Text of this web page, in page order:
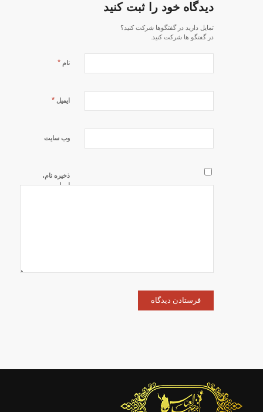
دیدگاه خود را ثبت کنید
تمایل دارید در گفتگوها شرکت کنید؟
در گفتگو ها شرکت کنید.
نام *
ایمیل *
وب‌ سایت
ذخیره نام،
ایمیل و